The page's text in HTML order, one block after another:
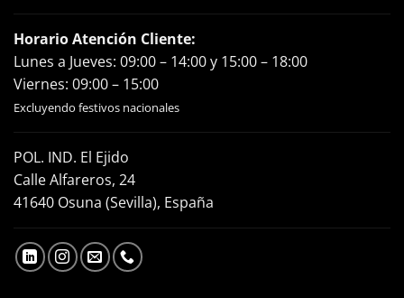
Horario Atención Cliente:
Lunes a Jueves: 09:00 – 14:00 y 15:00 – 18:00
Viernes: 09:00 – 15:00
Excluyendo festivos nacionales
POL. IND. El Ejido
Calle Alfareros, 24
41640 Osuna (Sevilla), España